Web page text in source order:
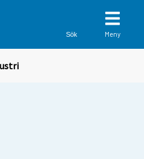
Sök Meny